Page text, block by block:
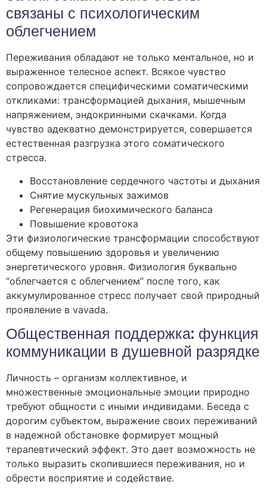
связаны с психологическим
облегчением
Переживания обладают не только ментальное, но и
выраженное телесное аспект. Всякое чувство
сопровождается специфическими соматическими
откликами: трансформацией дыхания, мышечным
напряжением, эндокринными скачками. Когда
чувство адекватно демонстрируется, совершается
естественная разгрузка этого соматического
стресса.
Восстановление сердечного частоты и дыхания
Снятие мускульных зажимов
Регенерация биохимического баланса
Повышение кровотока
Эти физиологические трансформации способствуют
общему повышению здоровья и увеличению
энергетического уровня. Физиология буквально
“облегчается с облегчением” после того, как
аккумулированное стресс получает свой природный
проявление в vavada.
Общественная поддержка: функция
коммуникации в душевной разрядке
Личность – организм коллективное, и
множественные эмоциональные эмоции природно
требуют общности с иными индивидами. Беседа с
дорогим субъектом, выражение своих переживаний
в надежной обстановке формирует мощный
терапевтический эффект. Это дает возможность не
только выразить скопившиеся переживания, но и
обрести восприятие и содействие.